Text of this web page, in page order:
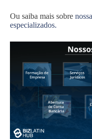
Ou saiba mais sobre
especializados.